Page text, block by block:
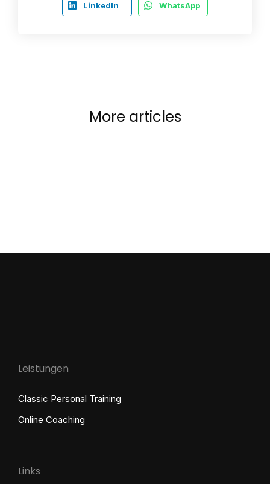
LinkedIn WhatsApp
More articles
Leistungen
Classic Personal Training
Online Coaching
Links